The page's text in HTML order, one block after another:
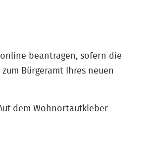
beantragen, sofern die
Bürgeramt Ihres neuen
dem Wohnortaufkleber